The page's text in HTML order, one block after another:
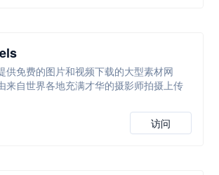
供免费的图片和视频下载的大型素材网
来自世界各地充满才华的摄影师拍摄上传
访问